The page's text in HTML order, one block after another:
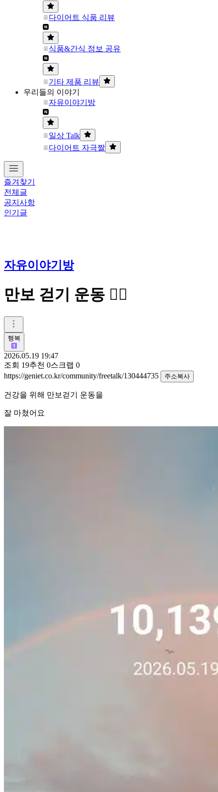
다이어트 식품 리뷰
식품&간식 정보 공유
기타 제품 리뷰
우리들의 이야기
자유이야기방
일상 Talk
다이어트 자극짤
즐겨찾기
전체글
공지사항
인기글
자유이야기방
만보 걷기 운동 🚶‍♀️
행복
2026.05.19 19:47
조회 19추천 0스크랩 0
https://geniet.co.kr/community/freetalk/130444735
주소복사
건강을 위해 만보걷기 운동을
잘 마쳤어요